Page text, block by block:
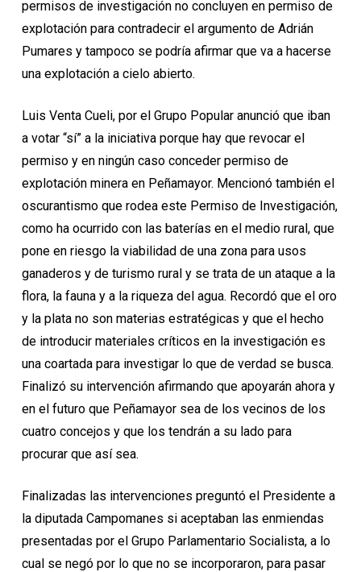
permisos de investigación no concluyen en permiso de
explotación para contradecir el argumento de Adrián
Pumares y tampoco se podría afirmar que va a hacerse
una explotación a cielo abierto.
Luis Venta Cueli, por el Grupo Popular anunció que iban
a votar “sí” a la iniciativa porque hay que revocar el
permiso y en ningún caso conceder permiso de
explotación minera en Peñamayor. Mencionó también el
oscurantismo que rodea este Permiso de Investigación,
como ha ocurrido con las baterías en el medio rural, que
pone en riesgo la viabilidad de una zona para usos
ganaderos y de turismo rural y se trata de un ataque a la
flora, la fauna y a la riqueza del agua. Recordó que el oro
y la plata no son materias estratégicas y que el hecho
de introducir materiales críticos en la investigación es
una coartada para investigar lo que de verdad se busca.
Finalizó su intervención afirmando que apoyarán ahora y
en el futuro que Peñamayor sea de los vecinos de los
cuatro concejos y que los tendrán a su lado para
procurar que así sea.
Finalizadas las intervenciones preguntó el Presidente a
la diputada Campomanes si aceptaban las enmiendas
presentadas por el Grupo Parlamentario Socialista, a lo
cual se negó por lo que no se incorporaron, para pasar